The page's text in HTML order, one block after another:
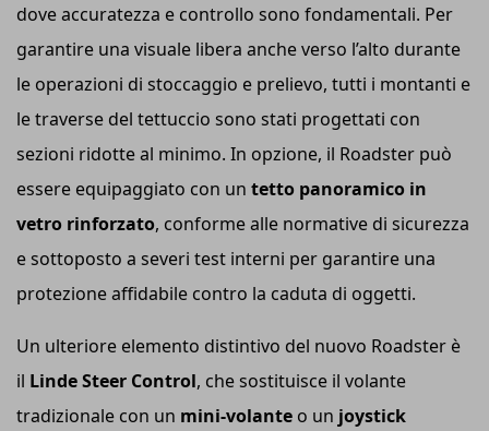
dove accuratezza e controllo sono fondamentali. Per
garantire una visuale libera anche verso l’alto durante
le operazioni di stoccaggio e prelievo, tutti i montanti e
le traverse del tettuccio sono stati progettati con
sezioni ridotte al minimo. In opzione, il Roadster può
essere equipaggiato con un tetto panoramico in
vetro rinforzato, conforme alle normative di sicurezza
e sottoposto a severi test interni per garantire una
protezione affidabile contro la caduta di oggetti.
Un ulteriore elemento distintivo del nuovo Roadster è
il Linde Steer Control, che sostituisce il volante
tradizionale con un mini-volante o un joystick